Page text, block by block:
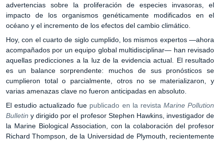
advertencias sobre la proliferación de especies invasoras, el
impacto de los organismos genéticamente modificados en el
océano y el incremento de los efectos del cambio climático.
Hoy, con el cuarto de siglo cumplido, los mismos expertos —ahora
acompañados por un equipo global multidisciplinar— han revisado
aquellas predicciones a la luz de la evidencia actual. El resultado
es un balance sorprendente: muchos de sus pronósticos se
cumplieron total o parcialmente, otros no se materializaron, y
varias amenazas clave no fueron anticipadas en absoluto.
El estudio actualizado fue publicado en la revista Marine Pollution
Bulletin y dirigido por el profesor Stephen Hawkins, investigador de
la Marine Biological Association, con la colaboración del profesor
Richard Thompson, de la Universidad de Plymouth, recientemente